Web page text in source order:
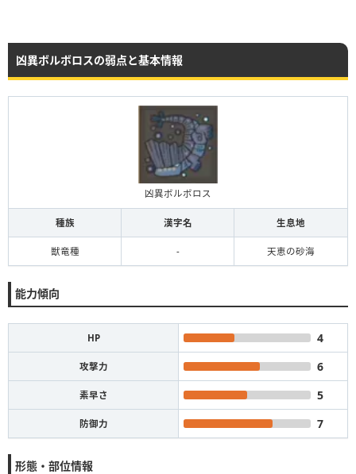
凶異ボルボロスの弱点と基本情報
凶異ボルボロス
種族 漢字名 生息地
獣竜種 - 天恵の砂海
能力傾向
HP 4
攻撃力 6
素早さ 5
防御力 7
形態・部位情報